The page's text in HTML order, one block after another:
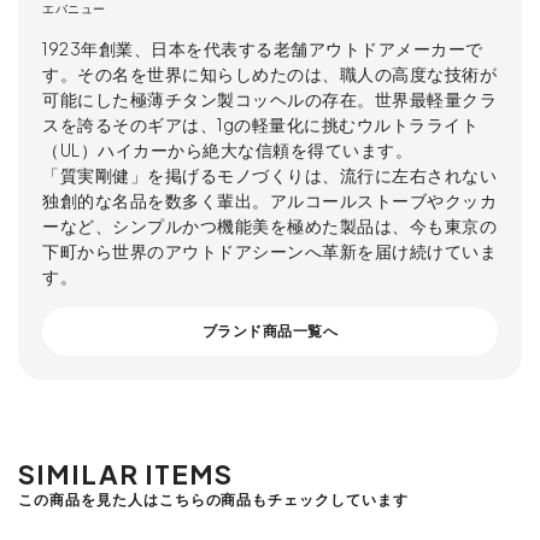
エバニュー
1923年創業、日本を代表する老舗アウトドアメーカーで
す。その名を世界に知らしめたのは、職人の高度な技術が
可能にした極薄チタン製コッヘルの存在。世界最軽量クラ
スを誇るそのギアは、1gの軽量化に挑むウルトラライト
（UL）ハイカーから絶大な信頼を得ています。
「質実剛健」を掲げるモノづくりは、流行に左右されない
独創的な名品を数多く輩出。アルコールストーブやクッカ
ーなど、シンプルかつ機能美を極めた製品は、今も東京の
下町から世界のアウトドアシーンへ革新を届け続けていま
す。
ブランド商品一覧へ
SIMILAR ITEMS
この商品を見た人はこちらの商品もチェックしています